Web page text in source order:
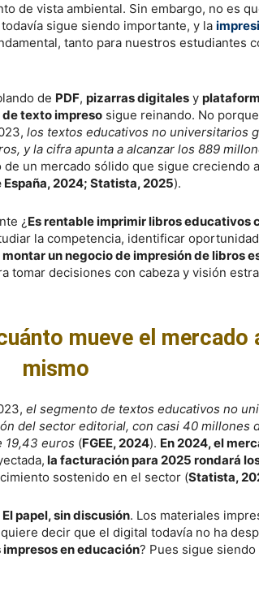
de vista ambiental. Sin embargo, no es
sigue siendo importante, y la
tanto para nuestros estudiantes
de PDF, pizarras digitales y
texto impreso sigue reinando. No
los textos educativos no universitarios
y la cifra apunta a alcanzar los 889
un mercado sólido que sigue creciendo
2024; Statista, 2025).
¿ Es rentable imprimir libros educativos
la competencia, identificar
montar un negocio de impresión de libros
tomar decisiones con cabeza y visión
mueve el mercado
mismo
el segmento de textos educativos no
del sector editorial, con casi 40 millones
19,43 euros (FGEE, 2024). En 2024, el
la facturación para 2025 rondará
sostenido en el sector (Statista,
El papel, sin discusión. Los materiales
decir que el digital todavía no ha
en educación? Pues sigue siendo